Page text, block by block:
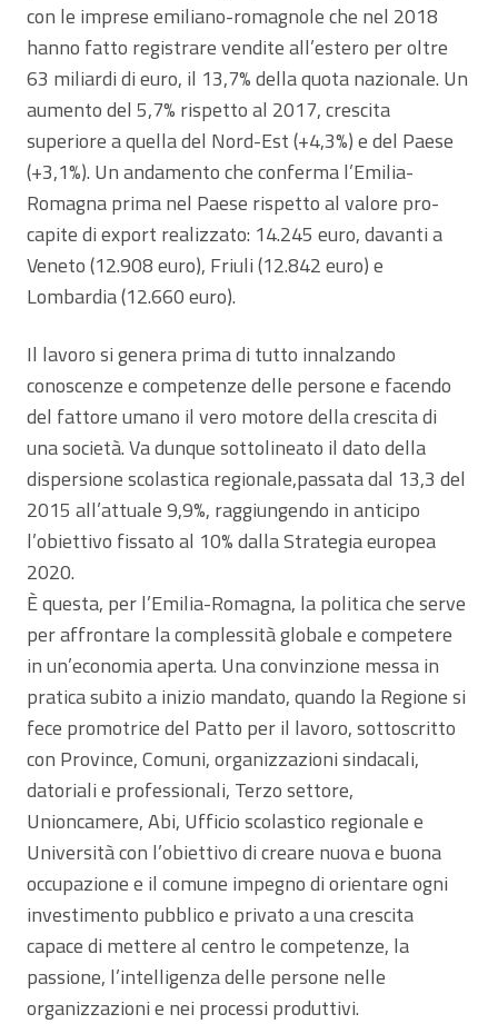
con le imprese emiliano-romagnole che nel 2018
hanno fatto registrare vendite all’estero per oltre
63 miliardi di euro, il 13,7% della quota nazionale. Un
aumento del 5,7% rispetto al 2017, crescita
superiore a quella del Nord-Est (+4,3%) e del Paese
(+3,1%). Un andamento che conferma l’Emilia-
Romagna prima nel Paese rispetto al valore pro-
capite di export realizzato: 14.245 euro, davanti a
Veneto (12.908 euro), Friuli (12.842 euro) e
Lombardia (12.660 euro).
Il lavoro si genera prima di tutto innalzando
conoscenze e competenze delle persone e facendo
del fattore umano il vero motore della crescita di
una società. Va dunque sottolineato il dato della
dispersione scolastica regionale,passata dal 13,3 del
2015 all’attuale 9,9%, raggiungendo in anticipo
l’obiettivo fissato al 10% dalla Strategia europea
2020.
È questa, per l’Emilia-Romagna, la politica che serve
per affrontare la complessità globale e competere
in un’economia aperta. Una convinzione messa in
pratica subito a inizio mandato, quando la Regione si
fece promotrice del Patto per il lavoro, sottoscritto
con Province, Comuni, organizzazioni sindacali,
datoriali e professionali, Terzo settore,
Unioncamere, Abi, Ufficio scolastico regionale e
Università con l’obiettivo di creare nuova e buona
occupazione e il comune impegno di orientare ogni
investimento pubblico e privato a una crescita
capace di mettere al centro le competenze, la
passione, l’intelligenza delle persone nelle
organizzazioni e nei processi produttivi.